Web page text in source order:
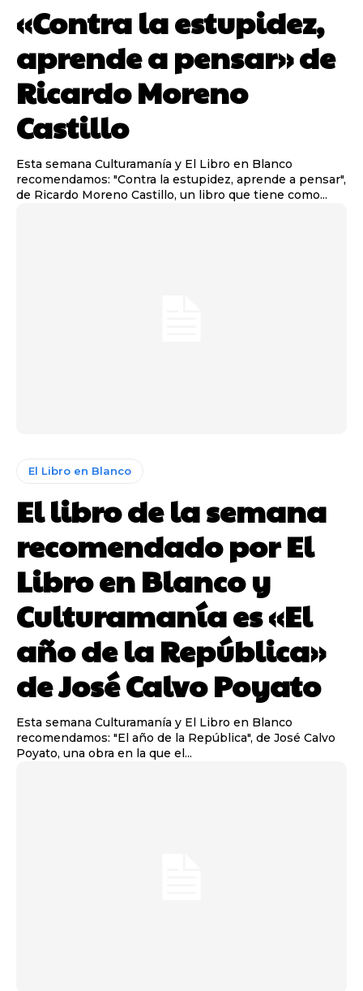
«Contra la estupidez,
aprende a pensar» de
Ricardo Moreno
Castillo
Esta semana Culturamanía y El Libro en Blanco
recomendamos: "Contra la estupidez, aprende a pensar",
de Ricardo Moreno Castillo, un libro que tiene como...
El Libro en Blanco
El libro de la semana
recomendado por El
Libro en Blanco y
Culturamanía es «El
año de la República»
de José Calvo Poyato
Esta semana Culturamanía y El Libro en Blanco
recomendamos: "El año de la República", de José Calvo
Poyato, una obra en la que el...